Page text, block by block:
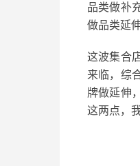
品类做补
做品类延伸
这波集合
来临，综
牌做延伸
这两点，